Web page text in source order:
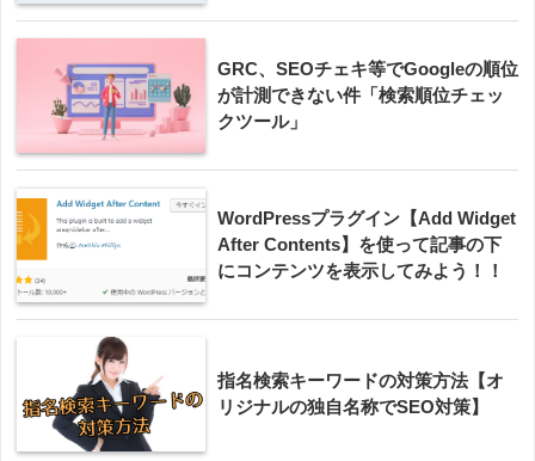
GRC、SEOチェキ等でGoogleの順位
が計測できない件「検索順位チェッ
クツール」
WordPressプラグイン【Add Widget
After Contents】を使って記事の下
にコンテンツを表示してみよう！！
指名検索キーワードの対策方法【オ
リジナルの独自名称でSEO対策】